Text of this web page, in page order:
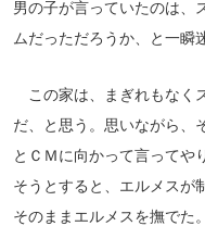
男の子が言っていたのは、
ムだっただろうか、と一瞬
この家は、まぎれもなく
だ、と思う。思いながら、
とＣＭに向かって言ってや
そうとすると、エルメスが
そのままエルメスを撫でた。